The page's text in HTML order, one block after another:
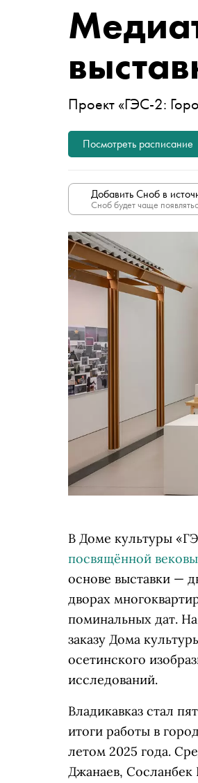
Проект «ГЭС-2:
Посмотреть расписание
Добавить Сноб в
Сноб будет чаще
В Доме культуры
посвящённой
основе выставки —
дворах
поминальных дат.
заказу Дома
осетинского
исследований.
Владикавказ стал
итоги работы в
летом 2025 года.
Джанаев, Сосланбек